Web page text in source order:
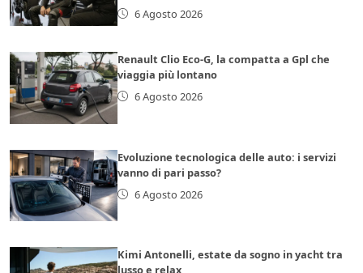
6 Agosto 2026
Renault Clio Eco-G, la compatta a Gpl che
viaggia più lontano
6 Agosto 2026
Evoluzione tecnologica delle auto: i servizi
vanno di pari passo?
6 Agosto 2026
Kimi Antonelli, estate da sogno in yacht tra